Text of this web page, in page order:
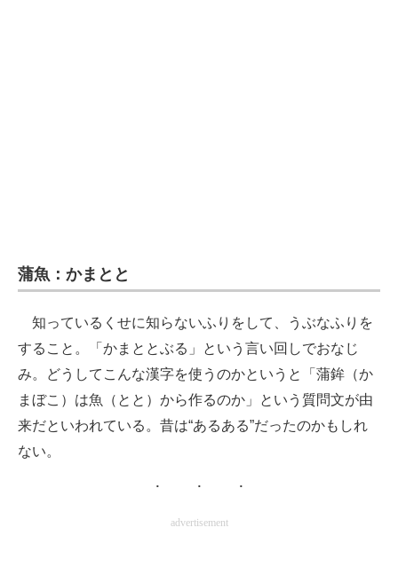
蒲魚：かまとと
知っているくせに知らないふりをして、うぶなふりを
すること。「かまととぶる」という言い回しでおなじ
み。どうしてこんな漢字を使うのかというと「蒲鉾（か
まぼこ）は魚（とと）から作るのか」という質問文が由
来だといわれている。昔は“あるある”だったのかもしれ
ない。
advertisement